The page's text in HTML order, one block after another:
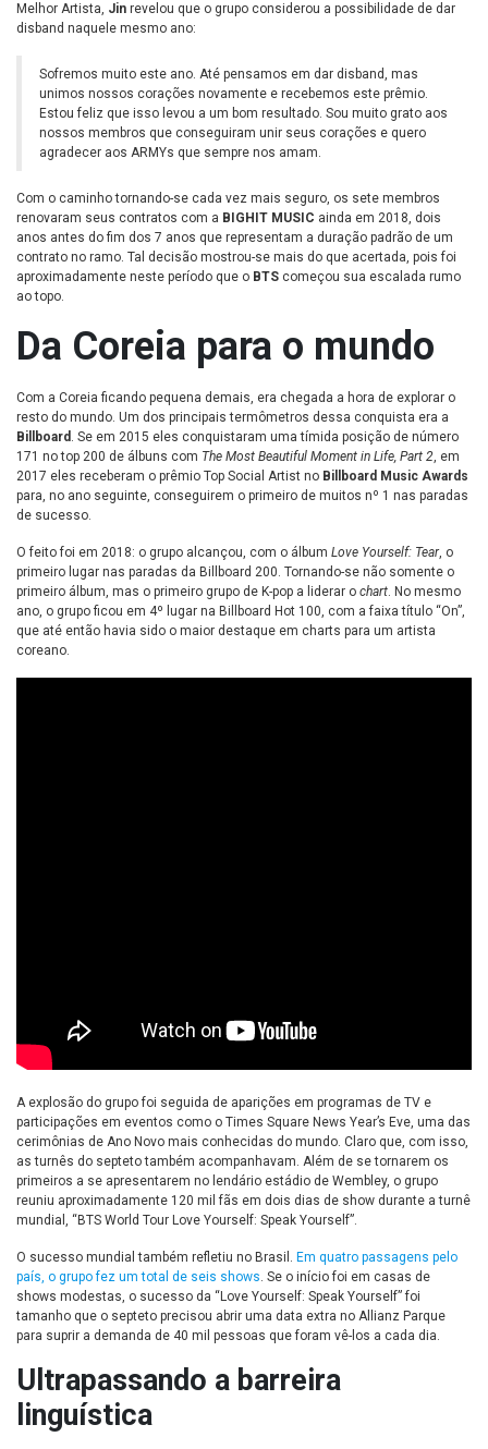
Melhor Artista, Jin revelou que o grupo considerou a possibilidade de dar
disband naquele mesmo ano:
Sofremos muito este ano. Até pensamos em dar disband, mas
unimos nossos corações novamente e recebemos este prêmio.
Estou feliz que isso levou a um bom resultado. Sou muito grato aos
nossos membros que conseguiram unir seus corações e quero
agradecer aos ARMYs que sempre nos amam.
Com o caminho tornando-se cada vez mais seguro, os sete membros
renovaram seus contratos com a BIGHIT MUSIC ainda em 2018, dois
anos antes do fim dos 7 anos que representam a duração padrão de um
contrato no ramo. Tal decisão mostrou-se mais do que acertada, pois foi
aproximadamente neste período que o BTS começou sua escalada rumo
ao topo.
Da Coreia para o mundo
Com a Coreia ficando pequena demais, era chegada a hora de explorar o
resto do mundo. Um dos principais termômetros dessa conquista era a
Billboard . Se em 2015 eles conquistaram uma tímida posição de número
171 no top 200 de álbuns com The Most Beautiful Moment in Life, Part 2, em
2017 eles receberam o prêmio Top Social Artist no Billboard Music Awards
para, no ano seguinte, conseguirem o primeiro de muitos nº 1 nas paradas
de sucesso.
O feito foi em 2018: o grupo alcançou, com o álbum Love Yourself: Tear, o
primeiro lugar nas paradas da Billboard 200. Tornando-se não somente o
primeiro álbum, mas o primeiro grupo de K-pop a liderar o chart. No mesmo
ano, o grupo ficou em 4º lugar na Billboard Hot 100, com a faixa título “On”,
que até então havia sido o maior destaque em charts para um artista
coreano.
A explosão do grupo foi seguida de aparições em programas de TV e
participações em eventos como o Times Square News Year’s Eve, uma das
cerimônias de Ano Novo mais conhecidas do mundo. Claro que, com isso,
as turnês do septeto também acompanhavam. Além de se tornarem os
primeiros a se apresentarem no lendário estádio de Wembley, o grupo
reuniu aproximadamente 120 mil fãs em dois dias de show durante a turnê
mundial, “BTS World Tour Love Yourself: Speak Yourself”.
O sucesso mundial também refletiu no Brasil. Em quatro passagens pelo
país, o grupo fez um total de seis shows. Se o início foi em casas de
shows modestas, o sucesso da “Love Yourself: Speak Yourself” foi
tamanho que o septeto precisou abrir uma data extra no Allianz Parque
para suprir a demanda de 40 mil pessoas que foram vê-los a cada dia.
Ultrapassando a barreira
linguística